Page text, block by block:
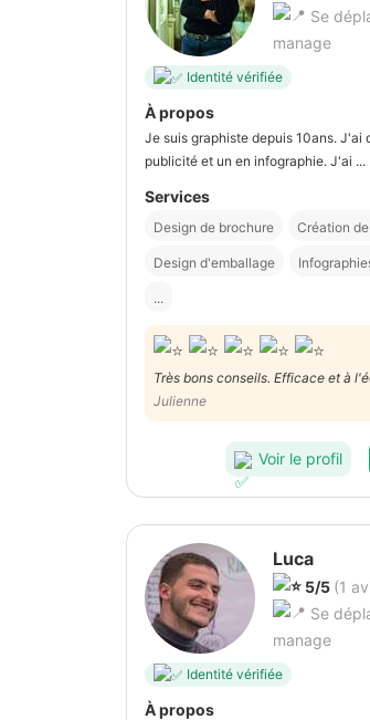
Se
manage
Identité vérifiée
À propos
Je suis graphiste depuis 10ans. J'ai
publicité et un en infographie. J'ai ...
Services
Design de brochure Création
Design d'emballage
...
Très bons conseils. Efficace et à
Julienne
Voir le profil
Luca
5/5 (1
Se
manage
Identité vérifiée
À propos